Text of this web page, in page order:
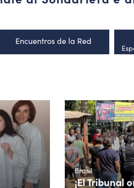
Encuentros de la Red
Brasil
¡El Tribunal